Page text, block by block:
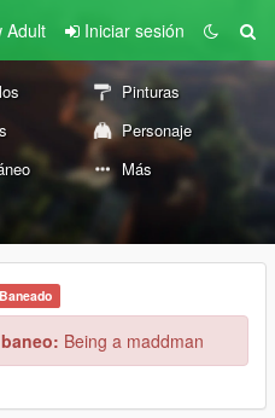
Adult Iniciar sesión
Pinturas
Personaje
Más
Baneado
Being a maddman